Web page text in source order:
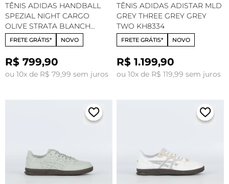
TÊNIS ADIDAS HANDBALL
SPEZIAL NIGHT CARGO
OLIVE STRATA BLANCH
BROWN KJ9964
FRETE GRÁTIS* NOVO
R$ 799,90
ou 10x de R$ 79,99 sem juros
TÊNIS ADIDAS ADISTAR MLD
GREY THREE GREY GREY
TWO KH8334
FRETE GRÁTIS* NOVO
R$ 1.199,90
ou 10x de R$ 119,99 sem juros